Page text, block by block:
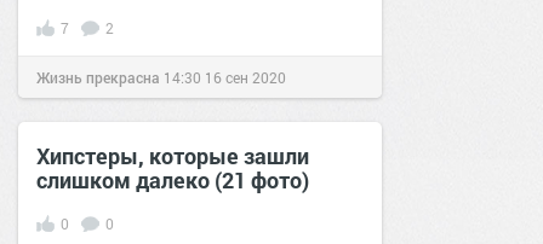
7 2
Жизнь прекрасна 14:30 16 сен 2020
Хипстеры, которые зашли
слишком далеко (21 фото)
0 0